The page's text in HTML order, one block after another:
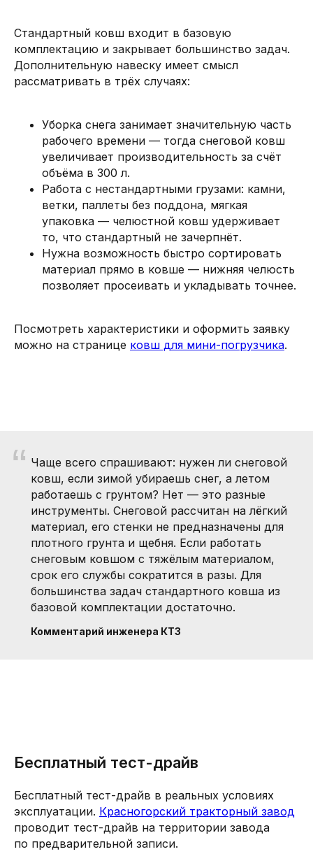
Стандартный ковш входит в базовую
комплектацию и закрывает большинство задач.
Дополнительную навеску имеет смысл
рассматривать в трёх случаях:
Уборка снега занимает значительную часть
рабочего времени — тогда снеговой ковш
увеличивает производительность за счёт
объёма в 300 л.
Работа с нестандартными грузами: камни,
ветки, паллеты без поддона, мягкая
упаковка — челюстной ковш удерживает
то, что стандартный не зачерпнёт.
Нужна возможность быстро сортировать
материал прямо в ковше — нижняя челюсть
позволяет просеивать и укладывать точнее.
Посмотреть характеристики и оформить заявку
можно на странице ковш для мини-погрузчика.
“ Чаще всего спрашивают: нужен ли снеговой
ковш, если зимой убираешь снег, а летом
работаешь с грунтом? Нет — это разные
инструменты. Снеговой рассчитан на лёгкий
материал, его стенки не предназначены для
плотного грунта и щебня. Если работать
снеговым ковшом с тяжёлым материалом,
срок его службы сократится в разы. Для
большинства задач стандартного ковша из
базовой комплектации достаточно.
Комментарий инженера КТЗ
Бесплатный тест-драйв
Бесплатный тест-драйв в реальных условиях
эксплуатации. Красногорский тракторный завод
проводит тест-драйв на территории завода
по предварительной записи.